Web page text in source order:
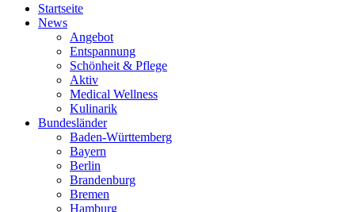
Startseite
News
Angebot
Entspannung
Schönheit & Pflege
Aktiv
Medical Wellness
Kulinarik
Bundesländer
Baden-Württemberg
Bayern
Berlin
Brandenburg
Bremen
Hamburg